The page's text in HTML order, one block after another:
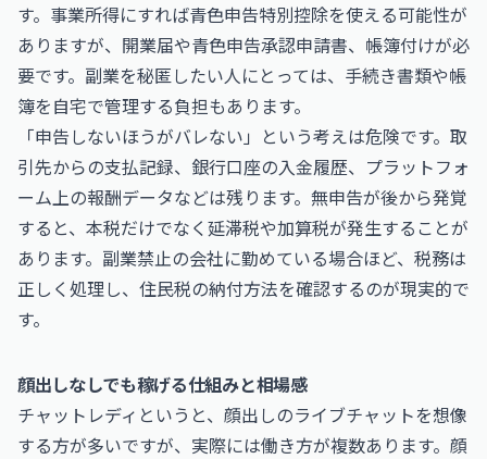
す。事業所得にすれば青色申告特別控除を使える可能性が
ありますが、開業届や青色申告承認申請書、帳簿付けが必
要です。副業を秘匿したい人にとっては、手続き書類や帳
簿を自宅で管理する負担もあります。
「申告しないほうがバレない」という考えは危険です。取
引先からの支払記録、銀行口座の入金履歴、プラットフォ
ーム上の報酬データなどは残ります。無申告が後から発覚
すると、本税だけでなく延滞税や加算税が発生することが
あります。副業禁止の会社に勤めている場合ほど、税務は
正しく処理し、住民税の納付方法を確認するのが現実的で
す。
顔出しなしでも稼げる仕組みと相場感
チャットレディというと、顔出しのライブチャットを想像
する方が多いですが、実際には働き方が複数あります。顔